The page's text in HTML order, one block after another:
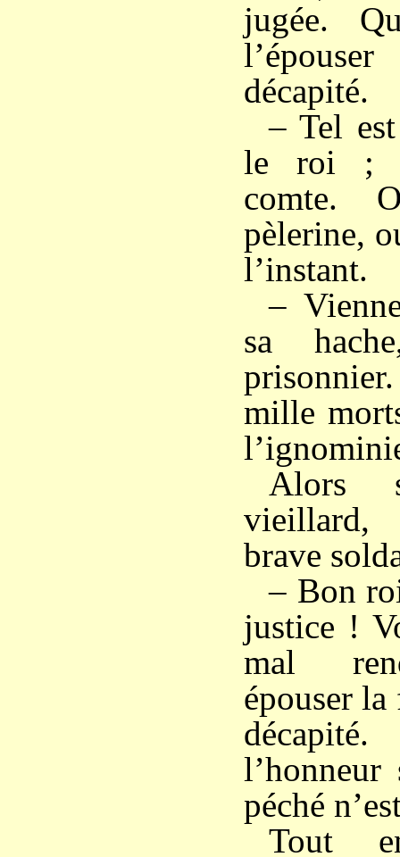
jugée.
décapité.
– Tel
le roi ;
comte.
pèlerine,
l’instant.
–
sa
mille
Alors
brave
– Bon
justice !
mal
épouser
péché
Tout